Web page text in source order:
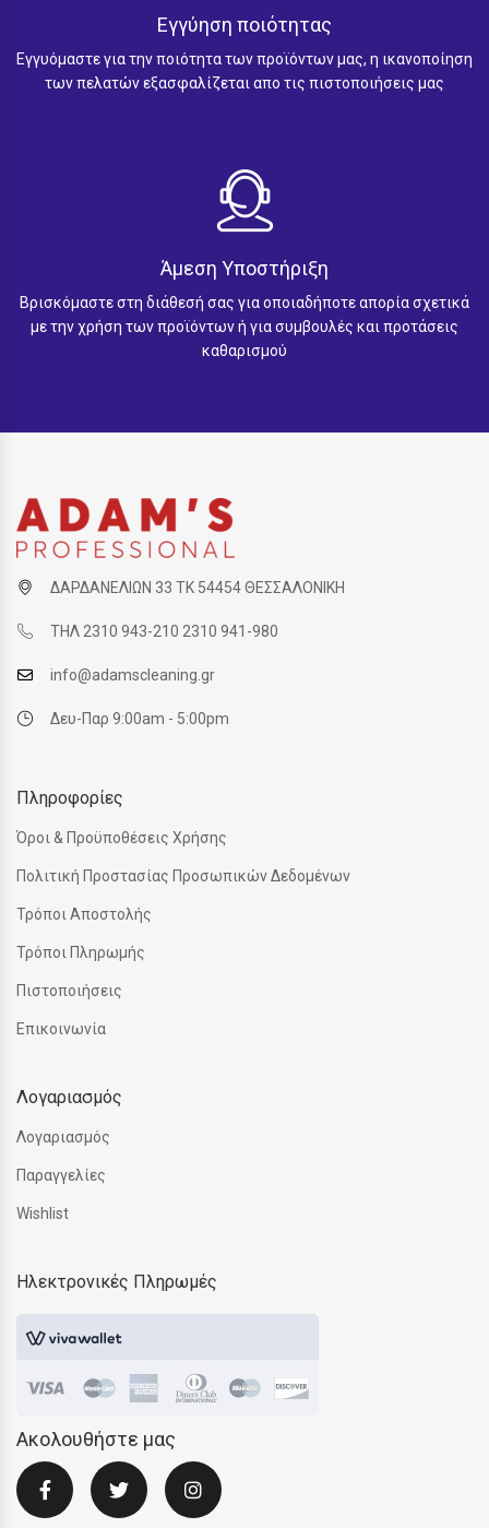
Εγγύηση ποιότητας
Εγγυόμαστε για την ποιότητα των προϊόντων μας, η ικανοποίηση
των πελατών εξασφαλίζεται απο τις πιστοποιήσεις μας
Άμεση Υποστήριξη
Βρισκόμαστε στη διάθεσή σας για οποιαδήποτε απορία σχετικά
με την χρήση των προϊόντων ή για συμβουλές και προτάσεις
καθαρισμού
ΔΑΡΔΑΝΕΛΙΩΝ 33 ΤΚ 54454 ΘΕΣΣΑΛΟΝΙΚΗ
ΤΗΛ 2310 943-210 2310 941-980
info@adamscleaning.gr
Δευ-Παρ 9:00am - 5:00pm
Πληροφορίες
Όροι & Προϋποθέσεις Χρήσης
Πολιτική Προστασίας Προσωπικών Δεδομένων
Τρόποι Αποστολής
Τρόποι Πληρωμής
Πιστοποιήσεις
Επικοινωνία
Λογαριασμός
Λογαριασμός
Παραγγελίες
Wishlist
Ηλεκτρονικές Πληρωμές
Ακολουθήστε μας